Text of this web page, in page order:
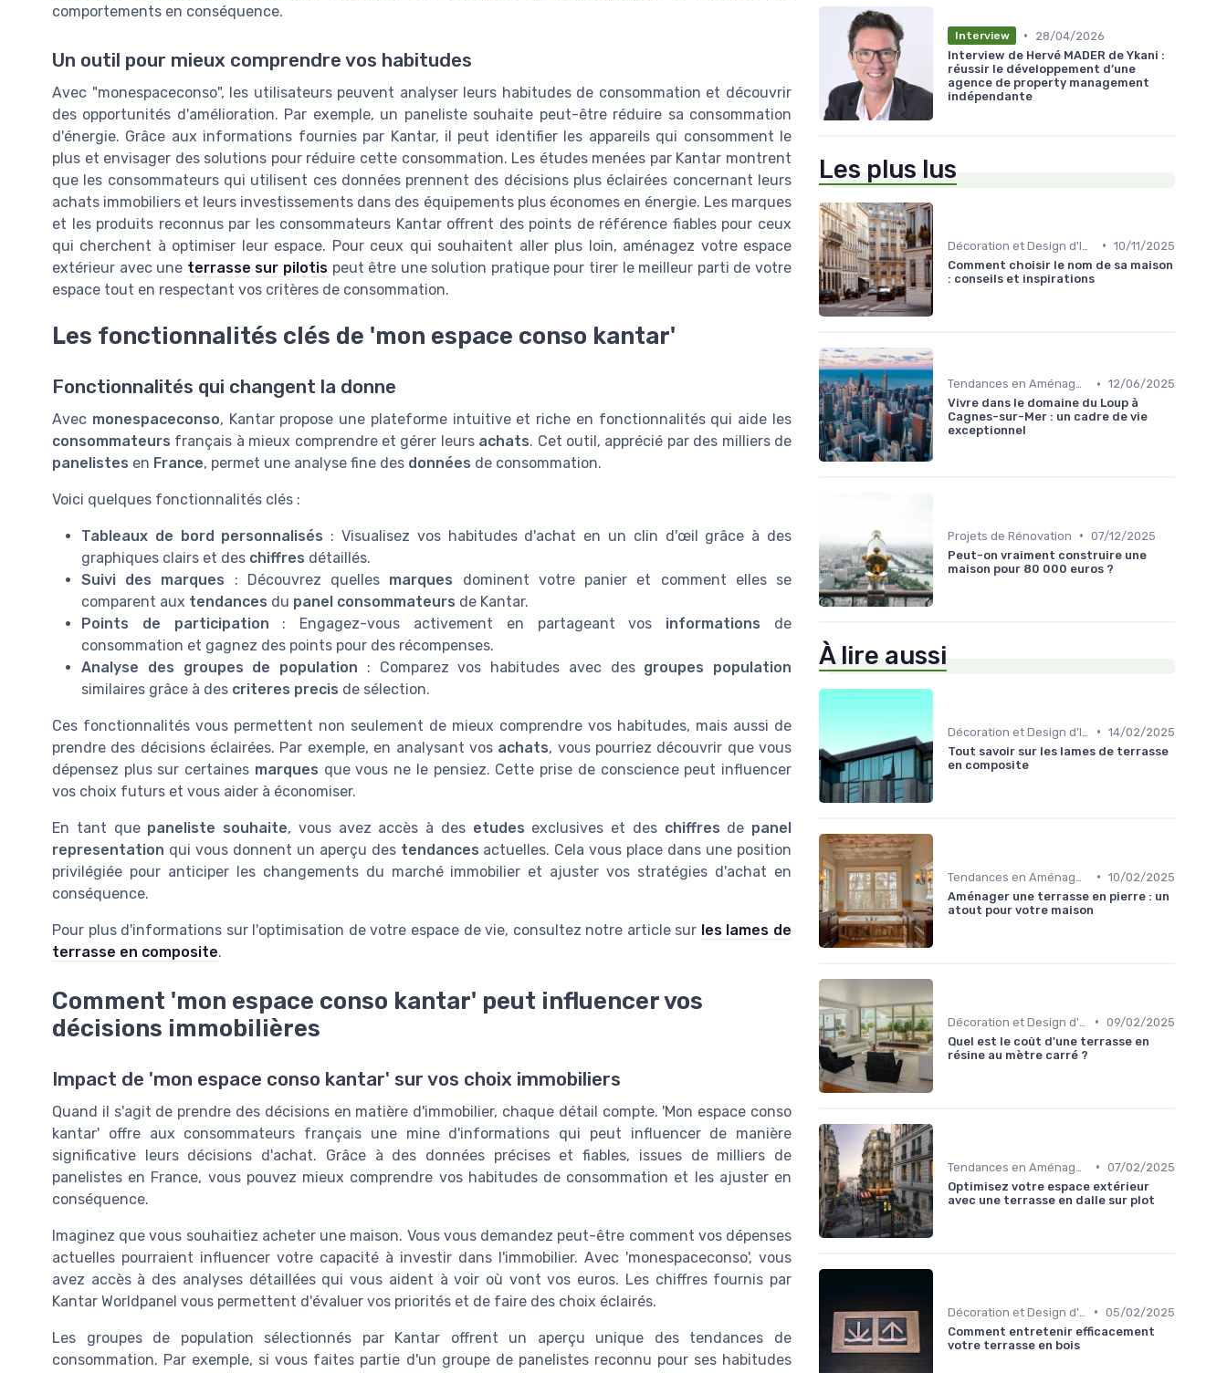
comportements en conséquence.
Un outil pour mieux comprendre vos habitudes
Avec "monespaceconso", les utilisateurs peuvent analyser leurs habitudes de consommation et découvrir
des opportunités d'amélioration. Par exemple, un paneliste souhaite peut-être réduire sa consommation
d'énergie. Grâce aux informations fournies par Kantar, il peut identifier les appareils qui consomment le
plus et envisager des solutions pour réduire cette consommation. Les études menées par Kantar montrent
que les consommateurs qui utilisent ces données prennent des décisions plus éclairées concernant leurs
achats immobiliers et leurs investissements dans des équipements plus économes en énergie. Les marques
et les produits reconnus par les consommateurs Kantar offrent des points de référence fiables pour ceux
qui cherchent à optimiser leur espace. Pour ceux qui souhaitent aller plus loin, aménagez votre espace
extérieur avec une terrasse sur pilotispeut être une solution pratique pour tirer le meilleur parti de votre
espace tout en respectant vos critères de consommation.
Les fonctionnalités clés de 'mon espace conso kantar'
Fonctionnalités qui changent la donne
Avec monespaceconso, Kantar propose une plateforme intuitive et riche en fonctionnalités qui aide les
consommateurs français à mieux comprendre et gérer leurs achats. Cet outil, apprécié par des milliers de
panelistes en France, permet une analyse fine des données de consommation.
Voici quelques fonctionnalités clés :
Tableaux de bord personnalisés : Visualisez vos habitudes d'achat en un clin d'œil grâce à des
graphiques clairs et des chiffres détaillés.
Suivi des marques : Découvrez quelles marques dominent votre panier et comment elles se
comparent aux tendances du panel consommateurs de Kantar.
Points de participation : Engagez-vous activement en partageant vos informations de
consommation et gagnez des points pour des récompenses.
Analyse des groupes de population : Comparez vos habitudes avec des groupes population
similaires grâce à des criteres precis de sélection.
Ces fonctionnalités vous permettent non seulement de mieux comprendre vos habitudes, mais aussi de
prendre des décisions éclairées. Par exemple, en analysant vos achats, vous pourriez découvrir que vous
dépensez plus sur certaines marques que vous ne le pensiez. Cette prise de conscience peut influencer
vos choix futurs et vous aider à économiser.
En tant que paneliste souhaite, vous avez accès à des etudes exclusives et des chiffres de panel
representation qui vous donnent un aperçu des tendances actuelles. Cela vous place dans une position
privilégiée pour anticiper les changements du marché immobilier et ajuster vos stratégies d'achat en
conséquence.
Pour plus d'informations sur l'optimisation de votre espace de vie, consultez notre article sur les lames de
terrasse en composite.
Comment 'mon espace conso kantar' peut influencer vos
décisions immobilières
Impact de 'mon espace conso kantar' sur vos choix immobiliers
Quand il s'agit de prendre des décisions en matière d'immobilier, chaque détail compte. 'Mon espace conso
kantar' offre aux consommateurs français une mine d'informations qui peut influencer de manière
significative leurs décisions d'achat. Grâce à des données précises et fiables, issues de milliers de
panelistes en France, vous pouvez mieux comprendre vos habitudes de consommation et les ajuster en
conséquence.
Imaginez que vous souhaitiez acheter une maison. Vous vous demandez peut-être comment vos dépenses
actuelles pourraient influencer votre capacité à investir dans l'immobilier. Avec 'monespaceconso', vous
avez accès à des analyses détaillées qui vous aident à voir où vont vos euros. Les chiffres fournis par
Kantar Worldpanel vous permettent d'évaluer vos priorités et de faire des choix éclairés.
Les groupes de population sélectionnés par Kantar offrent un aperçu unique des tendances de
consommation. Par exemple, si vous faites partie d'un groupe de panelistes reconnu pour ses habitudes
Interview •
28/04/2026
Interview de Hervé MADER de Ykani :
réussir le développement d’une
agence de property management
indépendante
Les plus lus
• 10/11/2025
Comment choisir le nom de sa maison
: conseils et inspirations
Tendances en Aménagement Domestique • 12/06/2025
Vivre dans le domaine du Loup à
Cagnes-sur-Mer : un cadre de vie
exceptionnel
Projets de Rénovation • 07/12/2025
Peut-on vraiment construire une
maison pour 80 000 euros ?
À lire aussi
• 14/02/2025
Tout savoir sur les lames de terrasse
en composite
• 10/02/2025
Aménager une terrasse en pierre : un
atout pour votre maison
• 09/02/2025
Quel est le coût d'une terrasse en
résine au mètre carré ?
• 07/02/2025
Optimisez votre espace extérieur
avec une terrasse en dalle sur plot
• 05/02/2025
Comment entretenir efficacement
votre terrasse en bois